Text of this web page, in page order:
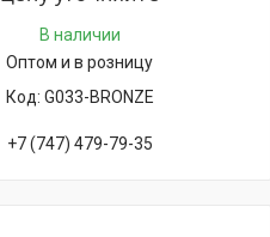
В наличии
Оптом и в розницу
G033-BRONZE
+7 (747) 479-79-35